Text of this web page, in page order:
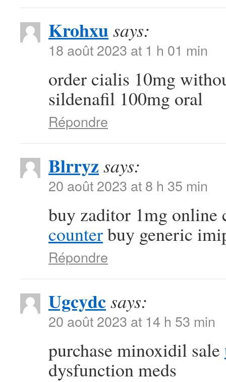
Krohxusays:
18 août 2023 at 1 h 01 min
order cialis 10mg
sildenafil 100mg oral
Répondre
Blrryz says:
20 août 2023 at 8 h 35 min
buy zaditor 1mg online
counterbuy generic
Répondre
Ugcydcsays:
20 août 2023 at 14 h 53 min
purchase minoxidil sale
dysfunction meds